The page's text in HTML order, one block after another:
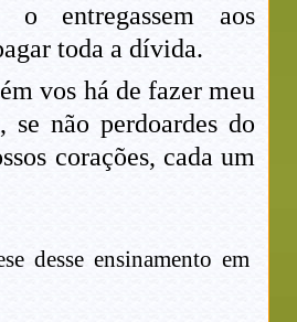
o entregassem aos
toda a dívida.
vos há de fazer meu
se não perdoardes do
corações, cada um
desse ensinamento em